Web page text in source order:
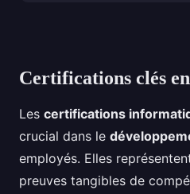
Certifications clés
Les certifications
crucial dans le
employés. Elles
preuves tangibles de